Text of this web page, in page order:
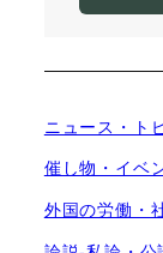
ニュース・ト
催し物・イベ
外国の労働・